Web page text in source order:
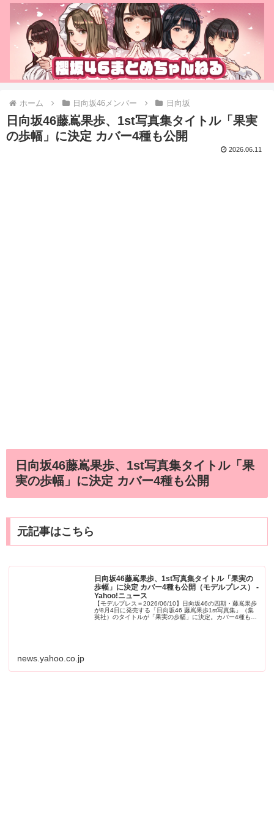
ホーム 日向坂46メンバー 日向坂
日向坂46藤嶌果歩、1st写真集タイトル「果実
の歩幅」に決定 カバー4種も公開
2026.06.11
日向坂46藤嶌果歩、1st写真集タイトル「果
実の歩幅」に決定 カバー4種も公開
元記事はこちら
日向坂46藤嶌果歩、1st写真集タイトル「果実の
歩幅」に決定 カバー4種も公開（モデルプレス） -
Yahoo!ニュース
【モデルプレス＝2026/06/10】日向坂46の四期・藤嶌果歩
が8月4日に発売する「日向坂46 藤嶌果歩1st写真集」（集
英社）のタイトルが「果実の歩幅」に決定。カバー4種も公
news.yahoo.co.jp